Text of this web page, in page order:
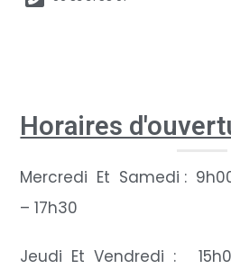
Horaires
Mercredi Et Samedi :
– 17h30
Jeudi Et Vendredi :